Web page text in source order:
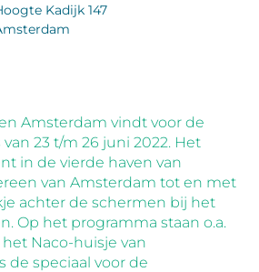
Kadijk 147
Amsterdam vindt voor de
23 t/m 26 juni 2022. Het
in de vierde haven van
van Amsterdam tot en met
achter de schermen bij het
Op het programma staan o.a.
Naco-huisje van
de speciaal voor de